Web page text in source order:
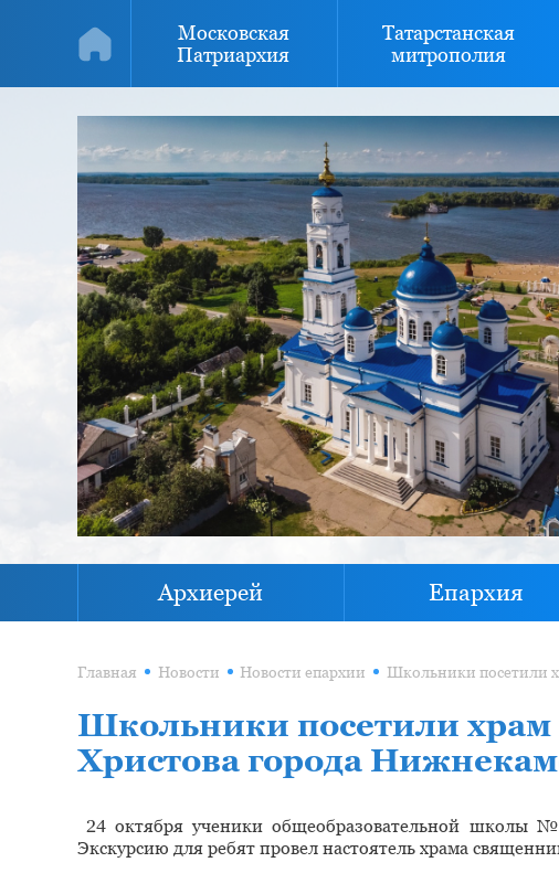
Московская
Патриархия
Татарстанская
митрополия
Архиерей Епархия
Главная Новости Новости епархии
Школьники посетили храм
Христова города
24 октября ученики общеобразовательной школы
Экскурсию для ребят провел настоятель храма